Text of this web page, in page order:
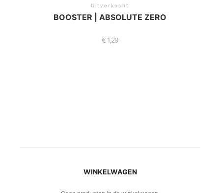
Uitverkocht
BOOSTER | ABSOLUTE ZERO
€ 1,29
WINKELWAGEN